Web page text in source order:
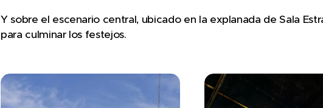
Y sobre el escenario central, ubicado en la explanada de Sala
para culminar los festejos.